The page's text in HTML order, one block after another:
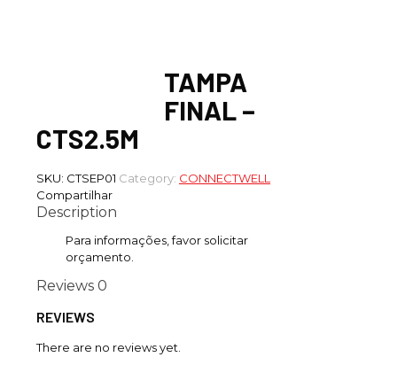
TAMPA
FINAL –
CTS2.5M
SKU: CTSEP01 Category: CONNECTWELL
Compartilhar
Description
Para informações, favor solicitar
orçamento.
Reviews 0
REVIEWS
There are no reviews yet.